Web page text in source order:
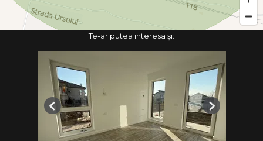
Te-ar putea interesa și:
Previous Next